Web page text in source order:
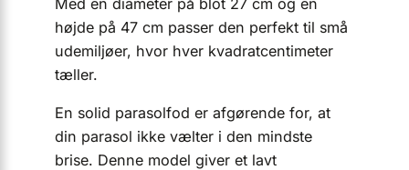
højde på 47 cm passer den perfekt til små
udemiljøer, hvor hver kvadratcentimeter
tæller.
En solid parasolfod er afgørende for, at
din parasol ikke vælter i den mindste
brise. Denne model giver et lavt